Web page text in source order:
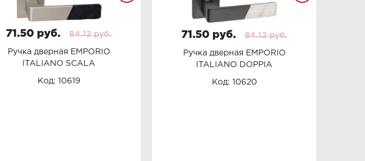
71.50 руб. 84.12 руб.
Ручка дверная EMPORIO
ITALIANO SCALA
Код: 10619
71.50 руб. 84.12 руб.
Ручка дверная EMPORIO
ITALIANO DOPPIA
Код: 10620